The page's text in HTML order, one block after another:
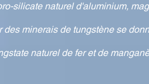
silicate naturel d'aluminium,
des minerais de tungstène se
naturel de fer et de